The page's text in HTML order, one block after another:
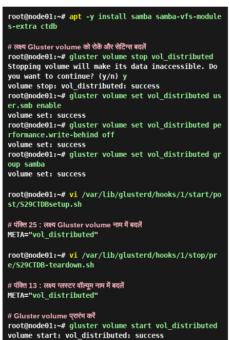
root@node01:~# apt-y install samba samba-vfs-module
s-extra ctdb
# लक्ष्य Gluster volume को रोकें और सेटिंग्स बदलें
root@node01:~# gluster volume stop vol_distributed
Stopping volume will make its data inaccessible. Do
you want to continue? (y/n) y
volume stop: vol_distributed: success
root@node01:~# gluster volume set vol_distributed us
er.smb enable
volume set: success
root@node01:~# gluster volume set vol_distributed pe
rformance.write-behind off
volume set: success
root@node01:~# gluster volume set vol_distributed gr
oup samba
volume set: success
root@node01:~# vi /var/lib/glusterd/hooks/1/start/po
st/S29CTDBsetup.sh
# पंक्ति 25 : लक्ष्य Gluster volume नाम में बदलें
META="vol_distributed"
root@node01:~# vi /var/lib/glusterd/hooks/1/stop/pr
e/S29CTDB-teardown.sh
# पंक्ति 13 : लक्ष्य ग्लस्टर वॉल्यूम नाम में बदलें
META="vol_distributed"
# Gluster volume प्रारंभ करें
root@node01:~# gluster volume start vol_distributed
volume start: vol_distributed: success